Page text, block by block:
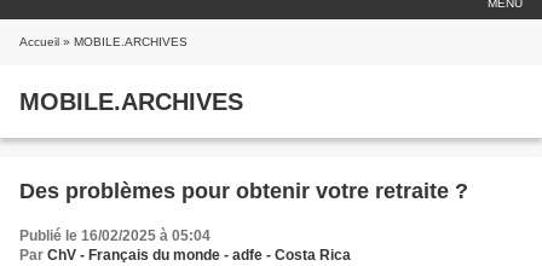
MENU
Accueil » MOBILE.ARCHIVES
MOBILE.ARCHIVES
Des problèmes pour obtenir votre retraite ?
Publié le 16/02/2025 à 05:04
Par ChV - Français du monde - adfe - Costa Rica